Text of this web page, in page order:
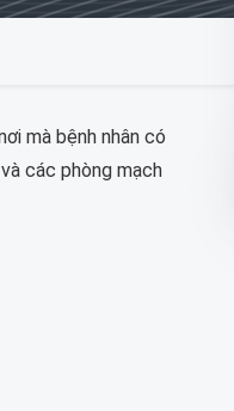
mà bệnh nhân có
các phòng mạch